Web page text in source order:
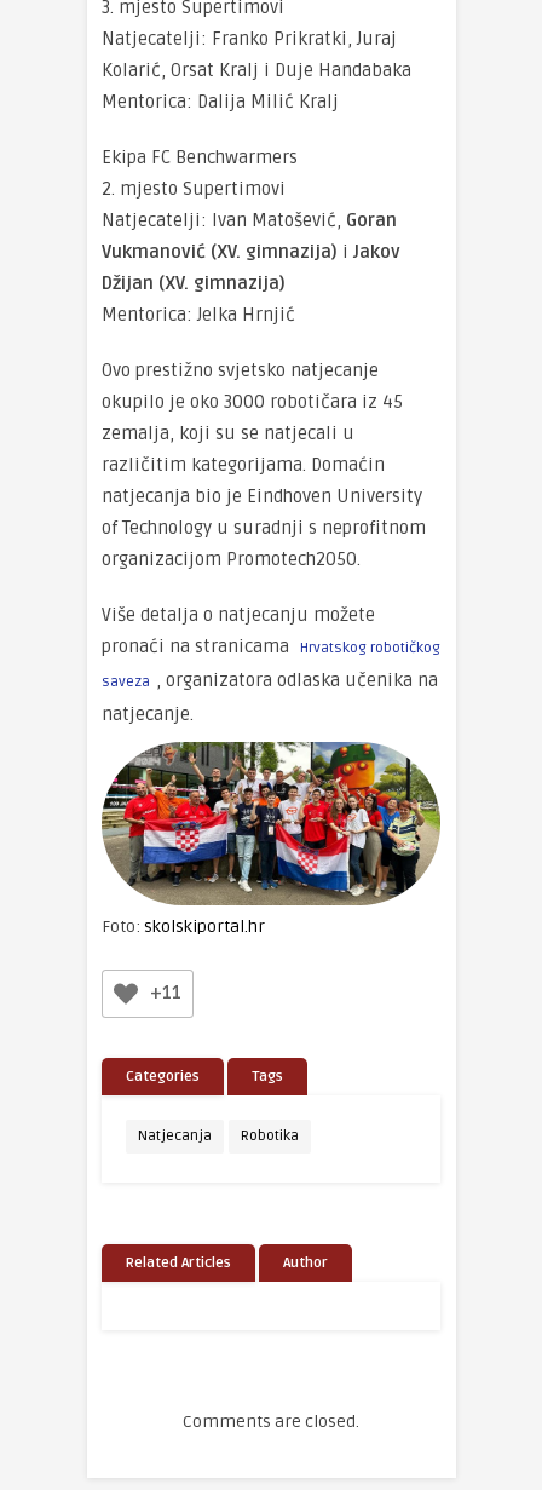
3. mjesto Supertimovi
Natjecatelji: Franko Prikratki, Juraj
Kolarić, Orsat Kralj i Duje Handabaka
Mentorica: Dalija Milić Kralj
Ekipa FC Benchwarmers
2. mjesto Supertimovi
Natjecatelji: Ivan Matošević, Goran
Vukmanović (XV. gimnazija) i Jakov
Džijan (XV. gimnazija)
Mentorica: Jelka Hrnjić
Ovo prestižno svjetsko natjecanje
okupilo je oko 3000 robotičara iz 45
zemalja, koji su se natjecali u
različitim kategorijama. Domaćin
natjecanja bio je Eindhoven University
of Technology u suradnji s neprofitnom
organizacijom Promotech2050.
Više detalja o natjecanju možete
pronaći na stranicama
Hrvatskog robotičkog
saveza , organizatora odlaska učenika na
natjecanje.
Foto: skolskiportal.hr
+11
Categories Tags
Natjecanja Robotika
Related Articles Author
Comments are closed.